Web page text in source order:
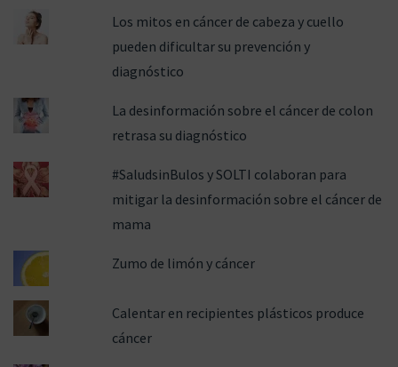
Los mitos en cáncer de cabeza y cuello
pueden dificultar su prevención y
diagnóstico
La desinformación sobre el cáncer de colon
retrasa su diagnóstico
#SaludsinBulos y SOLTI colaboran para
mitigar la desinformación sobre el cáncer de
mama
Zumo de limón y cáncer
Calentar en recipientes plásticos produce
cáncer